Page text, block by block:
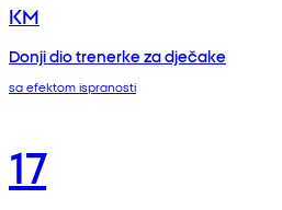
KM
Donji dio trenerke za dječake
sa efektom ispranosti
17